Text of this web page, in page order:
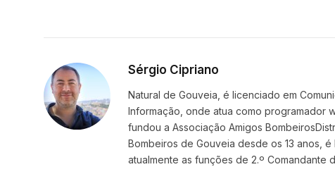
Sérgio Cipriano
Natural de Gouveia, é licenciado em
Informação, onde atua como programador
fundou a Associação Amigos
Bombeiros de Gouveia desde os 13 anos,
atualmente as funções de 2.º Comandante